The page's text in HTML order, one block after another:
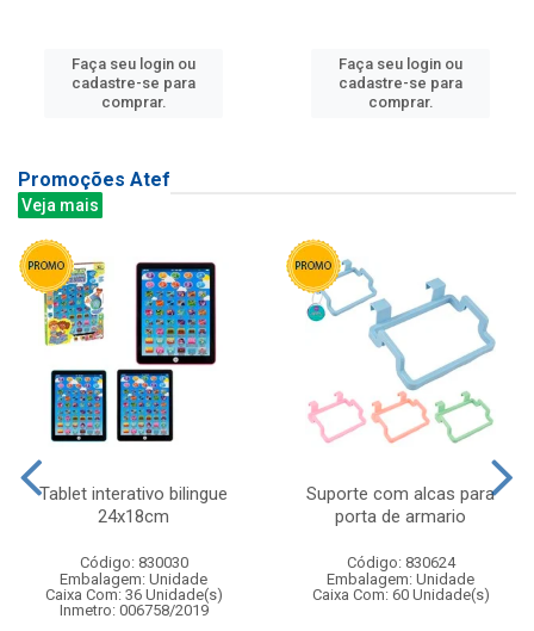
Faça seu login ou
cadastre-se para
comprar.
Faça seu login ou
cadastre-se para
comprar.
Promoções Atef
Veja mais
Tablet interativo bilingue
24x18cm
Código: 830030
Embalagem: Unidade
Caixa Com: 36 Unidade(s)
Inmetro: 006758/2019
Suporte com alcas para
porta de armario
Código: 830624
Embalagem: Unidade
Caixa Com: 60 Unidade(s)